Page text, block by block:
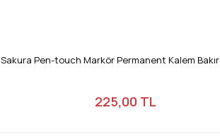
Sakura Pen-touch Markör Permanent Kalem
225,00 TL